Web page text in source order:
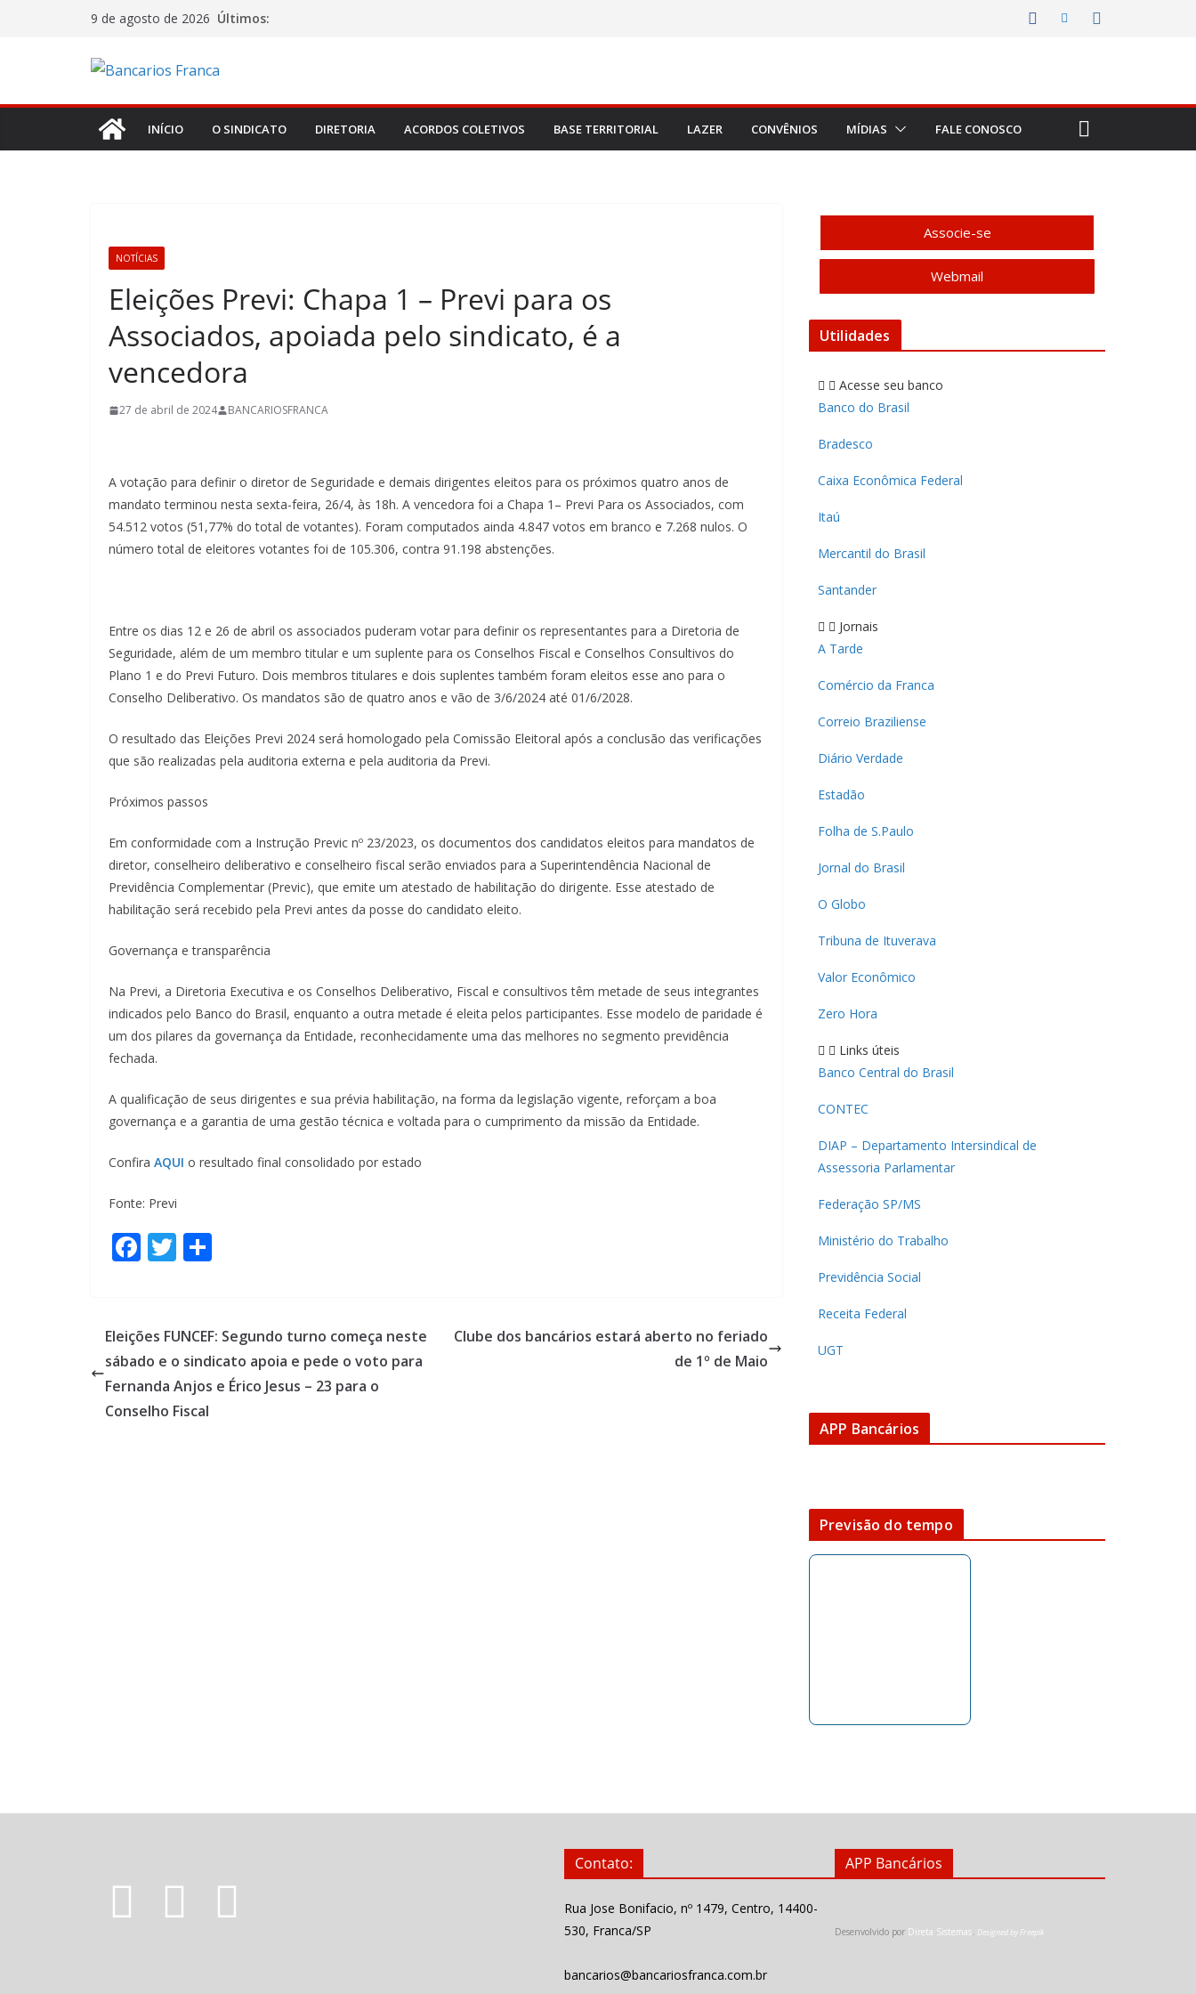
9 de agosto de 2026 Últimos:
INÍCIO O SINDICATO DIRETORIA ACORDOS COLETIVOS BASE TERRITORIAL LAZER CONVÊNIOS MÍDIAS FALE CONOSCO
NOTÍCIAS
Eleições Previ: Chapa 1 – Previ para os
Associados, apoiada pelo sindicato, é a
vencedora
27 de abril de 2024 BANCARIOSFRANCA
A votação para definir o diretor de Seguridade e demais dirigentes eleitos para os próximos quatro anos de
mandato terminou nesta sexta-feira, 26/4, às 18h. A vencedora foi a Chapa 1– Previ Para os Associados, com
54.512 votos (51,77% do total de votantes). Foram computados ainda 4.847 votos em branco e 7.268 nulos. O
número total de eleitores votantes foi de 105.306, contra 91.198 abstenções.
Entre os dias 12 e 26 de abril os associados puderam votar para definir os representantes para a Diretoria de
Seguridade, além de um membro titular e um suplente para os Conselhos Fiscal e Conselhos Consultivos do
Plano 1 e do Previ Futuro. Dois membros titulares e dois suplentes também foram eleitos esse ano para o
Conselho Deliberativo. Os mandatos são de quatro anos e vão de 3/6/2024 até 01/6/2028.
O resultado das Eleições Previ 2024 será homologado pela Comissão Eleitoral após a conclusão das verificações
que são realizadas pela auditoria externa e pela auditoria da Previ.
Próximos passos
Em conformidade com a Instrução Previc nº 23/2023, os documentos dos candidatos eleitos para mandatos de
diretor, conselheiro deliberativo e conselheiro fiscal serão enviados para a Superintendência Nacional de
Previdência Complementar (Previc), que emite um atestado de habilitação do dirigente. Esse atestado de
habilitação será recebido pela Previ antes da posse do candidato eleito.
Governança e transparência
Na Previ, a Diretoria Executiva e os Conselhos Deliberativo, Fiscal e consultivos têm metade de seus integrantes
indicados pelo Banco do Brasil, enquanto a outra metade é eleita pelos participantes. Esse modelo de paridade é
um dos pilares da governança da Entidade, reconhecidamente uma das melhores no segmento previdência
fechada.
A qualificação de seus dirigentes e sua prévia habilitação, na forma da legislação vigente, reforçam a boa
governança e a garantia de uma gestão técnica e voltada para o cumprimento da missão da Entidade.
Confira AQUI o resultado final consolidado por estado
Fonte: Previ
F
b
o
o
k
T
er e
Eleições FUNCEF: Segundo turno começa neste
sábado e o sindicato apoia e pede o voto para
Fernanda Anjos e Érico Jesus – 23 para o
Conselho Fiscal
Clube dos bancários estará aberto no feriado
de 1º de Maio
Associe-se
Webmail
Utilidades
Acesse seu banco
Banco do Brasil
Bradesco
Caixa Econômica Federal
Itaú
Mercantil do Brasil
Santander
Jornais
A Tarde
Comércio da Franca
Correio Braziliense
Diário Verdade
Estadão
Folha de S.Paulo
Jornal do Brasil
O Globo
Tribuna de Ituverava
Valor Econômico
Zero Hora
Links úteis
Banco Central do Brasil
CONTEC
DIAP – Departamento Intersindical de
Assessoria Parlamentar
Federação SP/MS
Ministério do Trabalho
Previdência Social
Receita Federal
UGT
APP Bancários
Previsão do tempo
Contato:
Rua Jose Bonifacio, nº 1479, Centro, 14400-
530, Franca/SP
bancarios@bancariosfranca.com.br
APP Bancários
Desenvolvido por Direta Sistemas. Designed by Freepik